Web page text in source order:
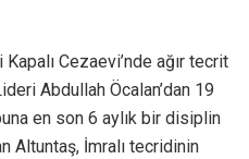
Cezaevi’nde ağır tecrit
Abdullah Öcalan’dan 19
en son 6 aylık bir disiplin
Altuntaş, İmralı tecridinin